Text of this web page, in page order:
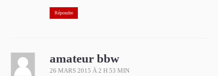
Répondre
amateur bbw
26 MARS 2015 À 2 H 53 MIN